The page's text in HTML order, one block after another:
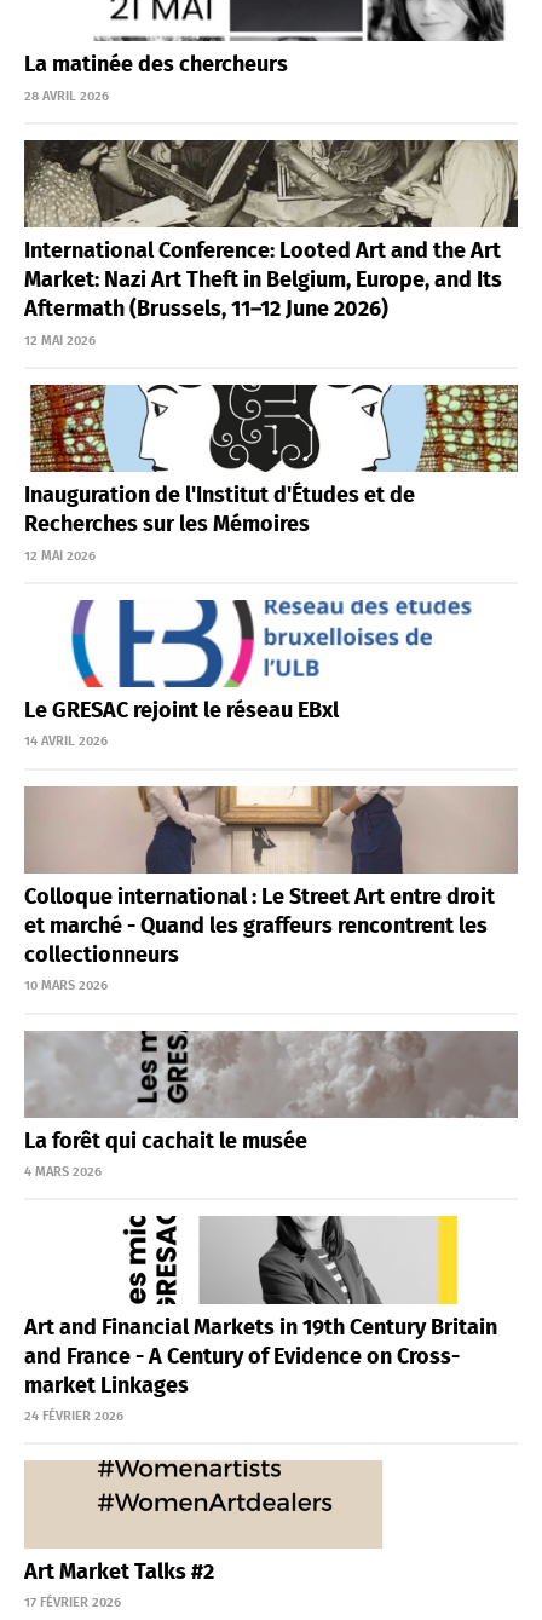
La matinée des chercheurs
28 AVRIL 2026
International Conference: Looted Art and the Art
Market: Nazi Art Theft in Belgium, Europe, and Its
Aftermath (Brussels, 11–12 June 2026)
12 MAI 2026
Inauguration de l'Institut d'Études et de
Recherches sur les Mémoires
12 MAI 2026
Le GRESAC rejoint le réseau EBxl
14 AVRIL 2026
Colloque international : Le Street Art entre droit
et marché - Quand les graffeurs rencontrent les
collectionneurs
10 MARS 2026
La forêt qui cachait le musée
4 MARS 2026
Art and Financial Markets in 19th Century Britain
and France - A Century of Evidence on Cross-
market Linkages
24 FÉVRIER 2026
Art Market Talks #2
17 FÉVRIER 2026